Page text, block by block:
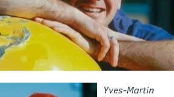
Yves-Martin